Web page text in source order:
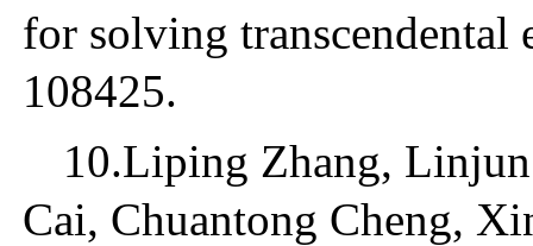
for solving
108425.
10.Liping Zhang,
Cai, Chuantong Cheng,